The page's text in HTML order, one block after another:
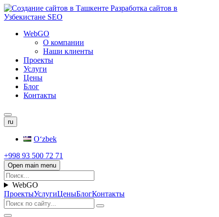
WebGO
О компании
Наши клиенты
Проекты
Услуги
Цены
Блог
Контакты
ru
Oʻzbek
+998 93 500 72 71
Open main menu
WebGO
ПроектыУслугиЦеныБлогКонтакты